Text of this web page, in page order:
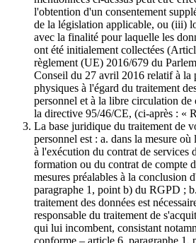
l'obtention d'un consentement
de la législation applicable, ou (iii)
avec la finalité pour laquelle les
ont été initialement collectées
règlement (UE) 2016/679 du
Conseil du 27 avril 2016 relatif à la
physiques à l'égard du traitement
personnel et à la libre circulation de
la directive 95/46/CE, (ci-après : «
La base juridique du traitement de
personnel est : a. dans la mesure où
à l'exécution du contrat de services
formation ou du contrat de compte
mesures préalables à la conclusion
paragraphe 1, point b) du RGPD ;
traitement des données est
responsable du traitement de
qui lui incombent, consistant
conforme – article 6, paragraphe 1,